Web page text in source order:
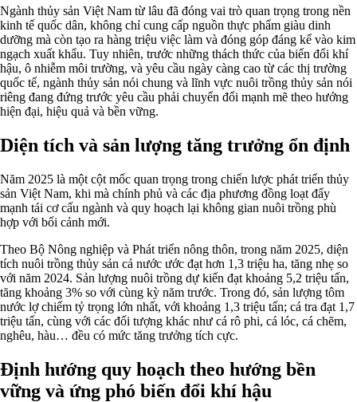
Ngành thủy sản Việt Nam từ lâu đã đóng vai trò quan trọng trong nền
kinh tế quốc dân, không chỉ cung cấp nguồn thực phẩm giàu dinh
dưỡng mà còn tạo ra hàng triệu việc làm và đóng góp đáng kể vào kim
ngạch xuất khẩu. Tuy nhiên, trước những thách thức của biến đổi khí
hậu, ô nhiễm môi trường, và yêu cầu ngày càng cao từ các thị trường
quốc tế, ngành thủy sản nói chung và lĩnh vực nuôi trồng thủy sản nói
riêng đang đứng trước yêu cầu phải chuyển đổi mạnh mẽ theo hướng
hiện đại, hiệu quả và bền vững.
Diện tích và sản lượng tăng trưởng ổn định
Năm 2025 là một cột mốc quan trọng trong chiến lược phát triển thủy
sản Việt Nam, khi mà chính phủ và các địa phương đồng loạt đẩy
mạnh tái cơ cấu ngành và quy hoạch lại không gian nuôi trồng phù
hợp với bối cảnh mới.
Theo Bộ Nông nghiệp và Phát triển nông thôn, trong năm 2025, diện
tích nuôi trồng thủy sản cả nước ước đạt hơn 1,3 triệu ha, tăng nhẹ so
với năm 2024. Sản lượng nuôi trồng dự kiến đạt khoảng 5,2 triệu tấn,
tăng khoảng 3% so với cùng kỳ năm trước. Trong đó, sản lượng tôm
nước lợ chiếm tỷ trọng lớn nhất, với khoảng 1,3 triệu tấn; cá tra đạt 1,7
triệu tấn, cùng với các đối tượng khác như cá rô phi, cá lóc, cá chẽm,
nghêu, hàu… đều có mức tăng trưởng tích cực.
Định hướng quy hoạch theo hướng bền
vững và ứng phó biến đổi khí hậu